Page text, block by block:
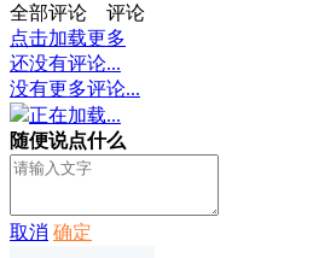
全部评论
评论
点击加载更多
还没有评论...
没有更多评论...
正在加载...
随便说点什么
取消 确定